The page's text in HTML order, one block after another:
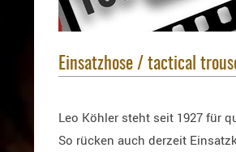
Einsatzhose / tactical
Leo Köhler steht seit 1927 für
So rücken auch derzeit